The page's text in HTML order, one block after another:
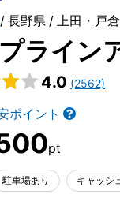
長野県 上田・戸
ライン
4.0 (2562)
ポイント
駐車場あり キャッシ